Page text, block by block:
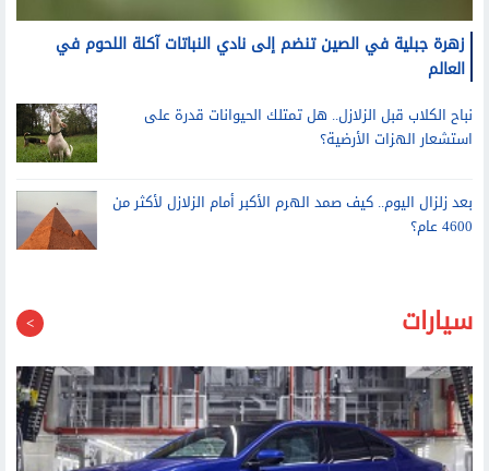
زهرة جبلية في الصين تنضم إلى نادي النباتات آكلة اللحوم في
العالم
نباح الكلاب قبل الزلازل.. هل تمتلك الحيوانات قدرة على
استشعار الهزات الأرضية؟
بعد زلزال اليوم.. كيف صمد الهرم الأكبر أمام الزلازل لأكثر من
4600 عام؟
سيارات